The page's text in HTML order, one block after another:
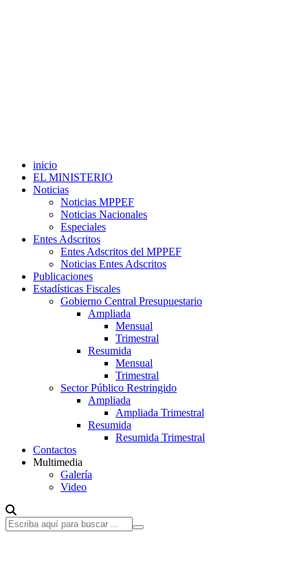
inicio
EL MINISTERIO
Noticias
Noticias MPPEF
Noticias Nacionales
Especiales
Entes Adscritos
Entes Adscritos del MPPEF
Noticias Entes Adscritos
Publicaciones
Estadísticas Fiscales
Gobierno Central Presupuestario
Ampliada
Mensual
Trimestral
Resumida
Mensual
Trimestral
Sector Público Restringido
Ampliada
Ampliada Trimestral
Resumida
Resumida Trimestral
Contactos
Multimedia
Galería
Video